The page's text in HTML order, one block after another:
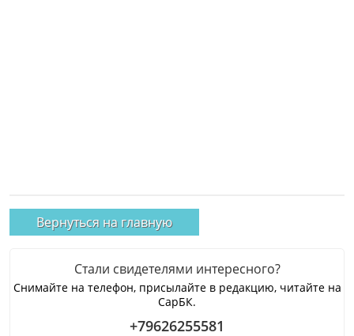
Вернуться на главную
Стали свидетелями интересного?
Снимайте на телефон, присылайте в редакцию, читайте на
СарБК.
+79626255581